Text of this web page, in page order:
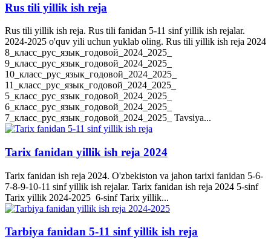
Rus tili yillik ish reja
Rus tili yillik ish reja. Rus tili fanidan 5-11 sinf yillik ish rejalar.
2024-2025 o'quv yili uchun yuklab oling. Rus tili yillik ish reja 2024
8_класс_рус_язык_годовой_2024_2025_
9_класс_рус_язык_годовой_2024_2025_
10_класс_рус_язык_годовой_2024_2025_
11_класс_рус_язык_годовой_2024_2025_
5_класс_рус_язык_годовой_2024_2025_
6_класс_рус_язык_годовой_2024_2025_
7_класс_рус_язык_годовой_2024_2025_ Tavsiya...
Tarix fanidan yillik ish reja 2024
Tarix fanidan ish reja 2024. O'zbekiston va jahon tarixi fanidan 5-6-
7-8-9-10-11 sinf yillik ish rejalar. Tarix fanidan ish reja 2024 5-sinf
Tarix yillik 2024-2025 6-sinf Tarix yillik...
Tarbiya fanidan 5-11 sinf yillik ish reja